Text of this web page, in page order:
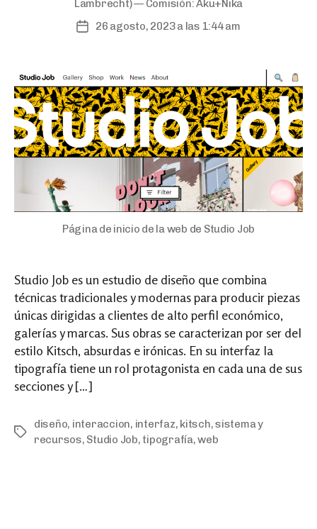
Lambrecht) — Comisión:Aku+Nika
Post26 agosto, 2023 a las 1:44 am
Página de inicio de la web de Studio Job
Studio Job es un estudio de diseño que combina
técnicas tradicionales y modernas para producir piezas
únicas dirigidas a clientes de alto perfil económico,
galerías y marcas. Sus obras se caracterizan por ser del
estilo Kitsch, absurdas e irónicas. En su interfaz la
tipografía tiene un rol protagonista en cada una de sus
secciones y […]
Tags
diseño, interaccion, interfaz, kitsch,sistema y
recursos, Studio Job, tipografía,web